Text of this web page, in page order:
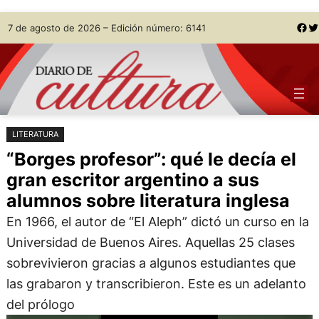
Saltar
al
contenido
Skip
to
content
7 de agosto de 2026 – Edición número: 6141 Facebook Twitter
LITERATURA
“Borges profesor”: qué le decía el
gran escritor argentino a sus
alumnos sobre literatura inglesa
En 1966, el autor de “El Aleph” dictó un curso en la
Universidad de Buenos Aires. Aquellas 25 clases
sobrevivieron gracias a algunos estudiantes que
las grabaron y transcribieron. Este es un adelanto
del prólogo